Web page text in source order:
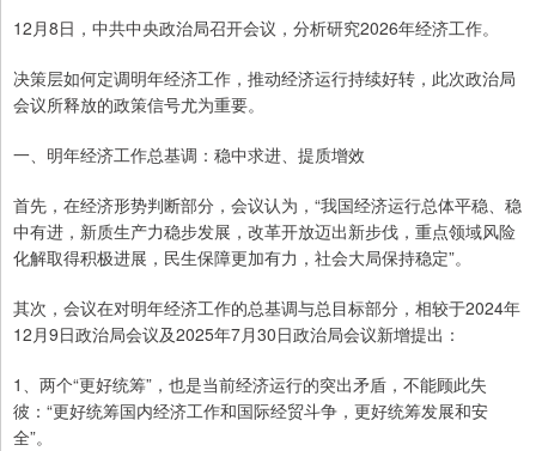
12月8日，中共中央政治局召开会议，分析研究2026年经济工作。
决策层如何定调明年经济工作，推动经济运行持续好转，此次政治局
会议所释放的政策信号尤为重要。
一、明年经济工作总基调：稳中求进、提质增效
首先，在经济形势判断部分，会议认为，“我国经济运行总体平稳、稳
中有进，新质生产力稳步发展，改革开放迈出新步伐，重点领域风险
化解取得积极进展，民生保障更加有力，社会大局保持稳定”。
其次，会议在对明年经济工作的总基调与总目标部分，相较于2024年
12月9日政治局会议及2025年7月30日政治局会议新增提出：
1、两个“更好统筹”，也是当前经济运行的突出矛盾，不能顾此失
彼：“更好统筹国内经济工作和国际经贸斗争，更好统筹发展和安
全”。